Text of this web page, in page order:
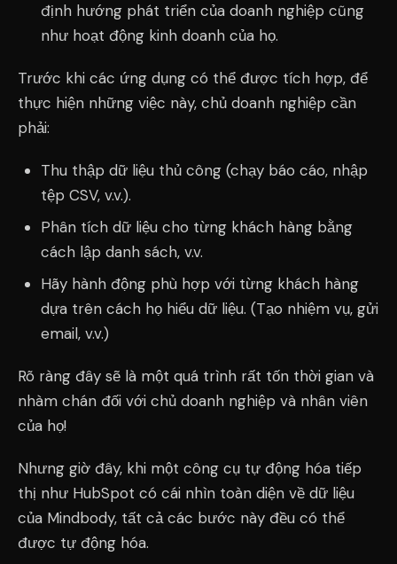
định hướng phát triển của doanh nghiệp cũng
như hoạt động kinh doanh của họ.
Trước khi các ứng dụng có thể được tích hợp, để
thực hiện những việc này, chủ doanh nghiệp cần
phải:
Thu thập dữ liệu thủ công (chạy báo cáo, nhập
tệp CSV, v.v.).
Phân tích dữ liệu cho từng khách hàng bằng
cách lập danh sách, v.v.
Hãy hành động phù hợp với từng khách hàng
dựa trên cách họ hiểu dữ liệu. (Tạo nhiệm vụ, gửi
email, v.v.)
Rõ ràng đây sẽ là một quá trình rất tốn thời gian và
nhàm chán đối với chủ doanh nghiệp và nhân viên
của họ!
Nhưng giờ đây, khi một công cụ tự động hóa tiếp
thị như HubSpot có cái nhìn toàn diện về dữ liệu
của Mindbody, tất cả các bước này đều có thể
được tự động hóa.